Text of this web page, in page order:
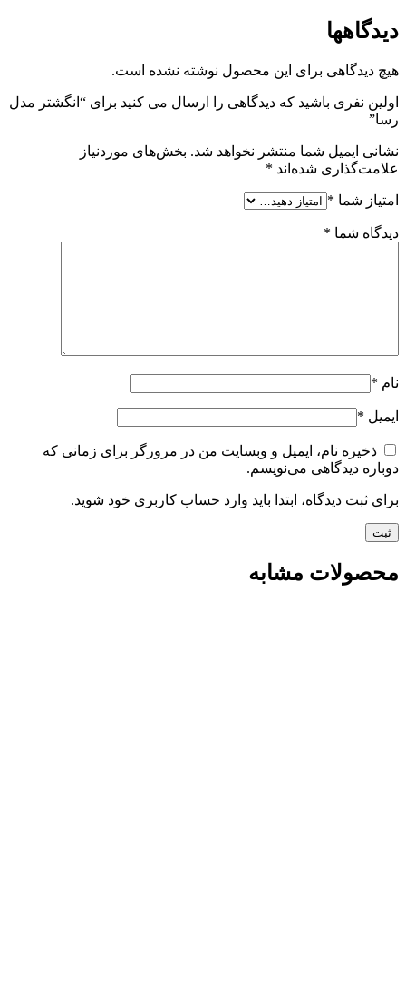
دیدگاهها
هیچ دیدگاهی برای این محصول نوشته نشده است.
اولین نفری باشید که دیدگاهی را ارسال می کنید برای “انگشتر مدل
رسا”
نشانی ایمیل شما منتشر نخواهد شد. بخش‌های موردنیاز
علامت‌گذاری شده‌اند *
امتیاز شما *
دیدگاه شما *
نام *
ایمیل *
ذخیره نام، ایمیل و وبسایت من در مرورگر برای زمانی که
دوباره دیدگاهی می‌نویسم.
برای ثبت دیدگاه، ابتدا باید وارد حساب کاربری خود شوید.
محصولات مشابه